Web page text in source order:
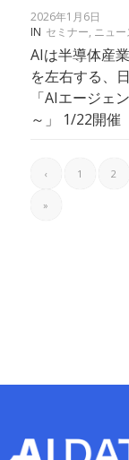
2026年1月6日
IN セミナー, ニュ
AIは半導体産
を左右する、
「AIエージェ
～」 1/22開催
‹ 1 2
»